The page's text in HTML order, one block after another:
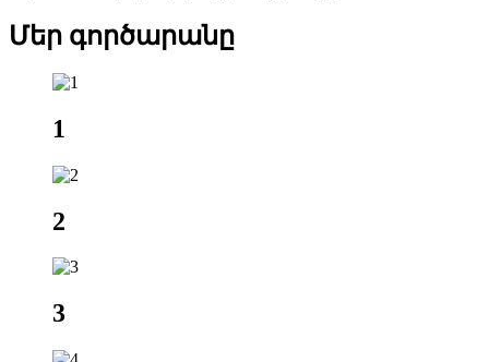
Մեր գործարանը
1
2
3